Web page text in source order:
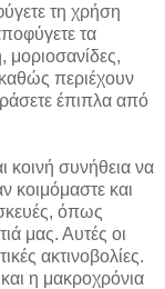
τη χρήση
τα
μοριοσανίδες,
περιέχουν
έπιπλα από
κοινή συνήθεια να
κοιμόμαστε και
όπως
μας. Αυτές οι
ακτινοβολίες.
και η μακροχρόνια